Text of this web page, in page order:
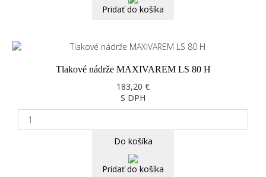
Pridať do košíka
Tlakové nádrže MAXIVAREM LS 80 H
183,20 €
S DPH
Do košíka
Pridať do košíka